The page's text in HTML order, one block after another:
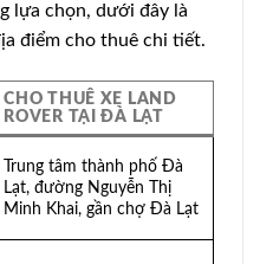
lựa chọn, dưới đây là
điểm cho thuê chi tiết.
CHO THUÊ XE LAND
ROVER TẠI ĐÀ LẠT
Trung tâm thành phố Đà
Lạt, đường Nguyễn Thị
Minh Khai, gần chợ Đà Lạt